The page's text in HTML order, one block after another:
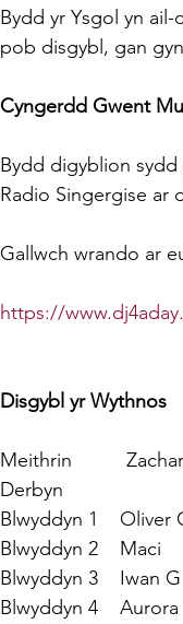
Bydd yr Ysgol yn
pob disgybl, gan
Cyngerdd Gwent
Bydd digyblion
Radio Singergise ar
Gallwch wrando ar
https://
Disgybl yr Wythnos
Meithrin
Derbyn
Blwyddyn 1    Oliver
Blwyddyn 2    Maci
Blwyddyn 3    Iwan G
Blwyddyn 4    Aurora